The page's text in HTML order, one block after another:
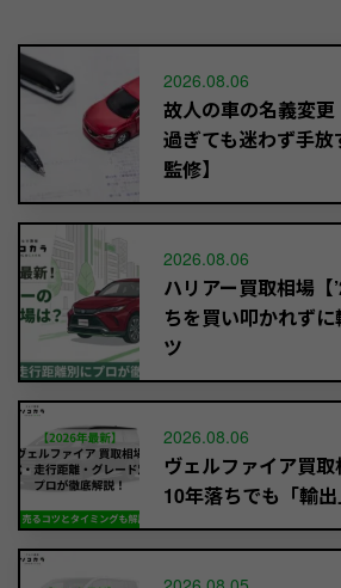
2026.08.06
故人の車の名義変
過ぎても迷わず手
監修】
2026.08.06
ハリアー買取相場【
ちを買い叩かれず
ツ
2026.08.06
ヴェルファイア買取
10年落ちでも「輸